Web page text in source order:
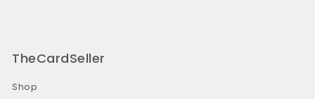
TheCardSeller
Shop